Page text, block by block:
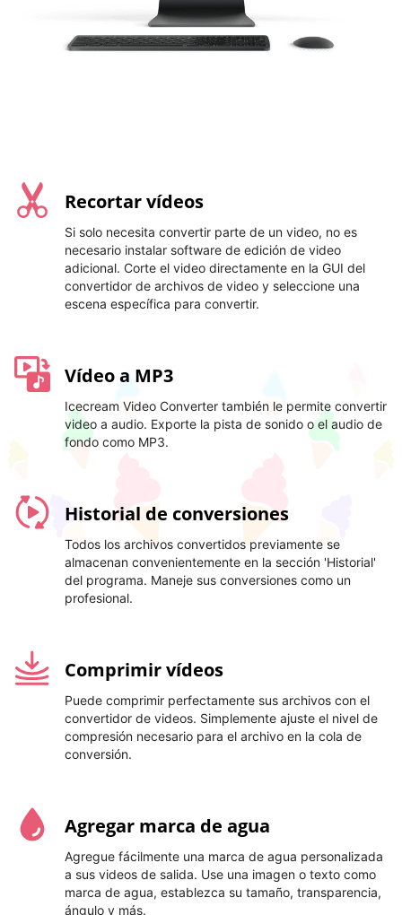
Recortar vídeos
Si solo necesita convertir parte de un video, no es
necesario instalar software de edición de video
adicional. Corte el video directamente en la GUI del
convertidor de archivos de video y seleccione una
escena específica para convertir.
Vídeo a MP3
Icecream Video Converter también le permite convertir
video a audio. Exporte la pista de sonido o el audio de
fondo como MP3.
Historial de conversiones
Todos los archivos convertidos previamente se
almacenan convenientemente en la sección 'Historial'
del programa. Maneje sus conversiones como un
profesional.
Comprimir vídeos
Puede comprimir perfectamente sus archivos con el
convertidor de videos. Simplemente ajuste el nivel de
compresión necesario para el archivo en la cola de
conversión.
Agregar marca de agua
Agregue fácilmente una marca de agua personalizada
a sus videos de salida. Use una imagen o texto como
marca de agua, establezca su tamaño, transparencia,
ángulo y más.